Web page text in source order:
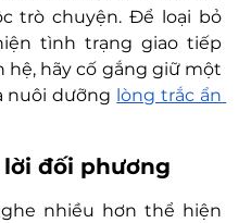
trò chuyện. Để loại bỏ
tình trạng giao tiếp
hệ, hãy cố gắng giữ một
nuôi dưỡng lòng trắc ẩn
đối phương
nhiều hơn thể hiện